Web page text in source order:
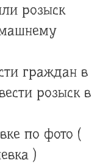
розыск
граждан в
розыск в
по фото (
)